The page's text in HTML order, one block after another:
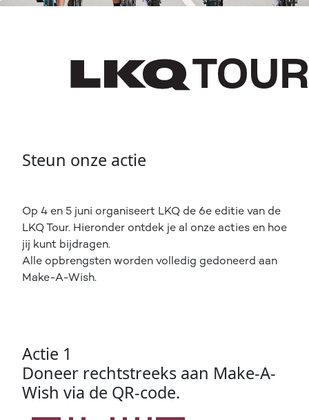
Steun onze actie
Op 4 en 5 juni organiseert LKQ de 6e editie van de
LKQ Tour. Hieronder ontdek je al onze acties en hoe
jij kunt bijdragen.
Alle opbrengsten worden volledig gedoneerd aan
Make-A-Wish.
Actie 1
Doneer rechtstreeks aan Make-A-
Wish via de QR-code.